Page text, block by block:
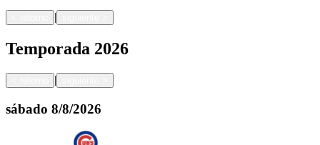
|
Temporada 2026
|
sábado 8/8/2026